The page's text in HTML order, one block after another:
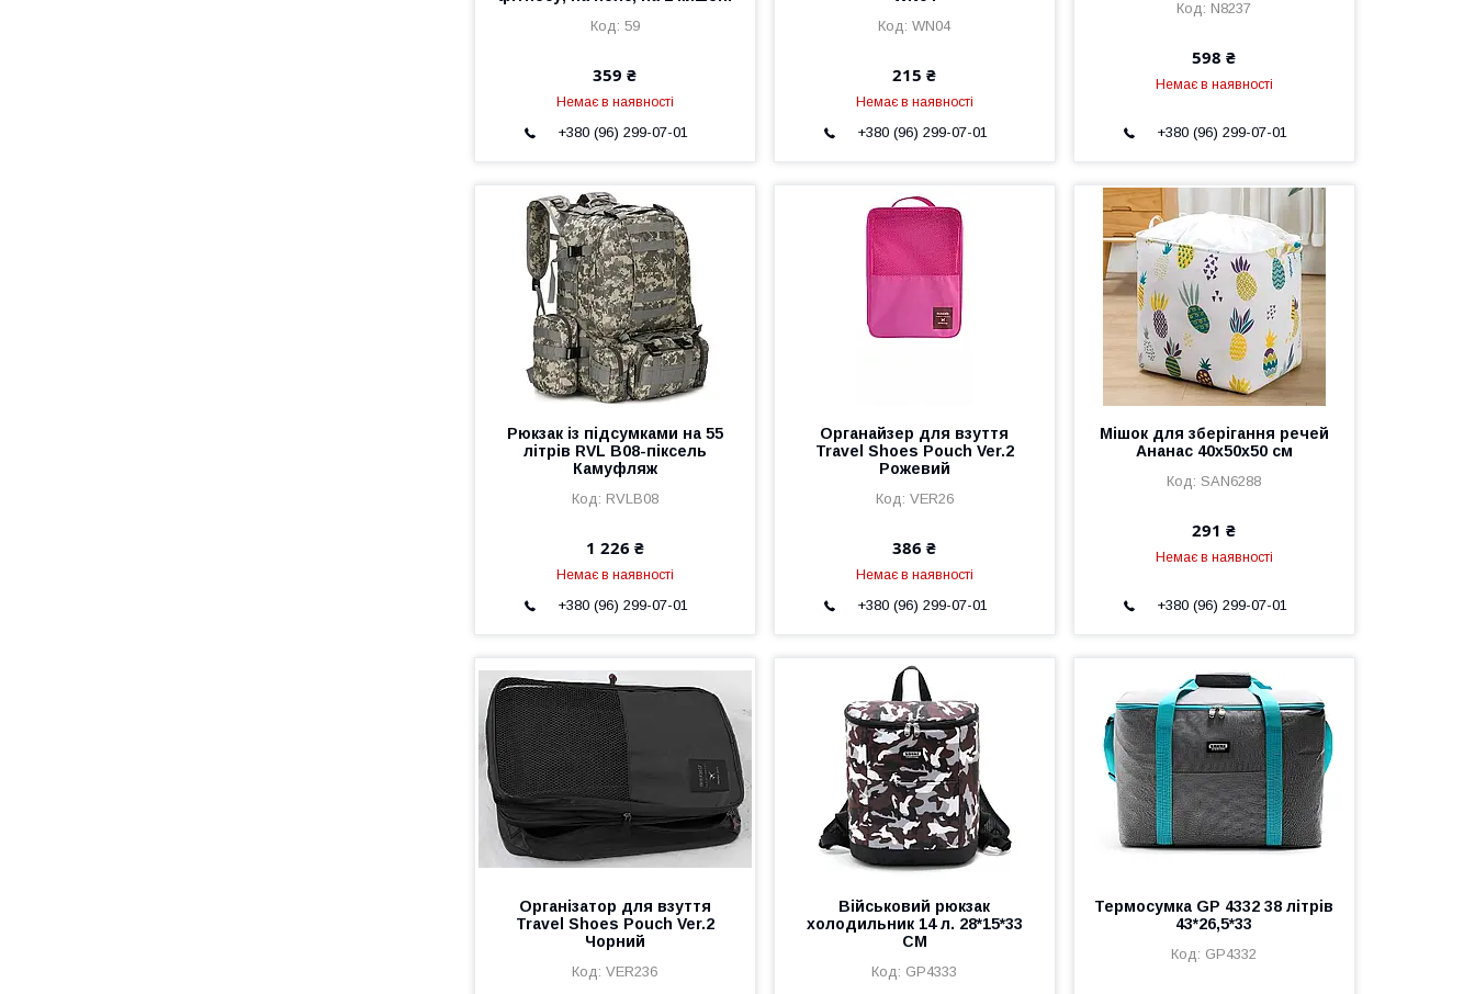
59
359 ₴
Немає в наявності
+380 (96) 299-07-01
WN04
215 ₴
Немає в наявності
+380 (96) 299-07-01
N8237
598 ₴
Немає в наявності
+380 (96) 299-07-01
Рюкзак із підсумками на 55
літрів RVL B08-піксель
Камуфляж
RVLB08
1 226 ₴
Немає в наявності
+380 (96) 299-07-01
Органайзер для взуття
Travel Shoes Pouch Ver.2
Рожевий
VER26
386 ₴
Немає в наявності
+380 (96) 299-07-01
Мішок для зберігання речей
Ананас 40х50х50 см
SAN6288
291 ₴
Немає в наявності
+380 (96) 299-07-01
Організатор для взуття
Travel Shoes Pouch Ver.2
Чорний
VER236
Військовий рюкзак
холодильник 14 л. 28*15*33
СМ
GP4333
Термосумка GP 4332 38 літрів
43*26,5*33
GP4332